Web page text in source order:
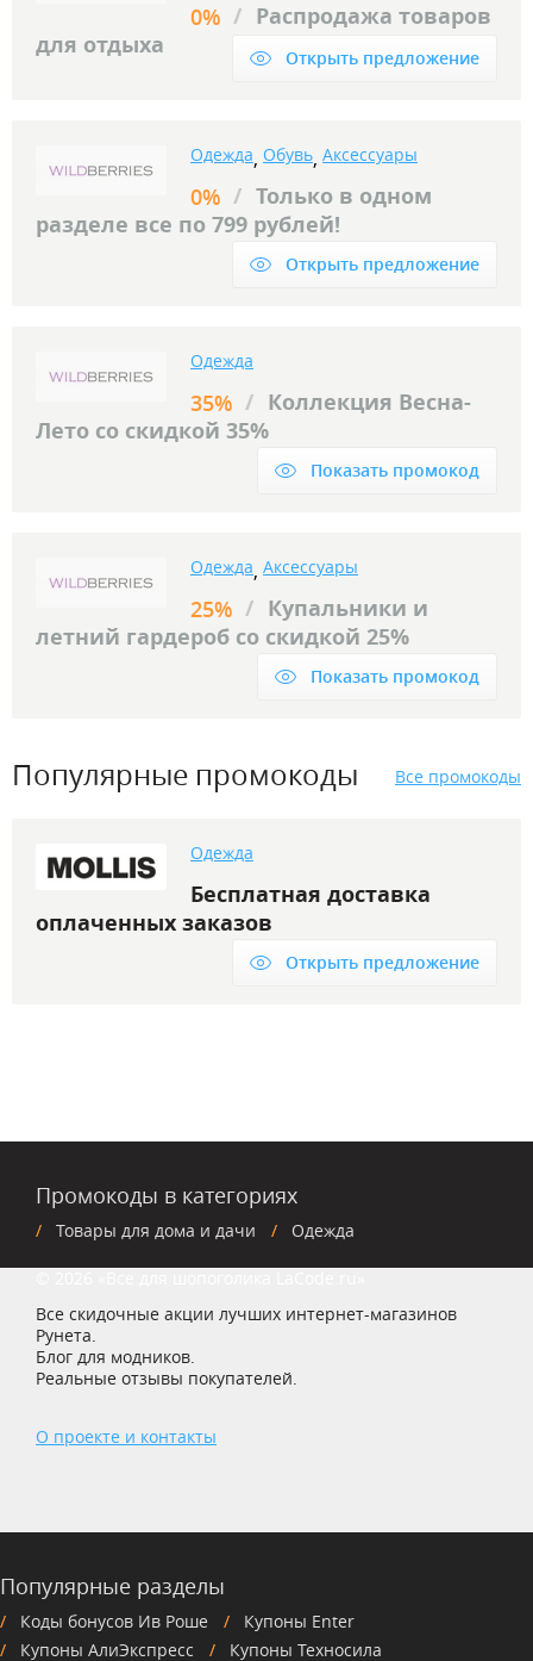
0% / Распродажа товаров
для отдыха
Открыть предложение
Одежда, Обувь, Аксессуары
0% / Только в одном
разделе все по 799 рублей!
Открыть предложение
Одежда
35% / Коллекция Весна-
Лето со скидкой 35%
Показать промокод
Одежда, Аксессуары
25% / Купальники и
летний гардероб со скидкой 25%
Показать промокод
Популярные промокоды Все промокоды
Одежда
Бесплатная доставка
оплаченных заказов
Открыть предложение
Промокоды в категориях
Товары для дома и дачи Одежда
Все скидочные акции лучших интернет-магазинов
Рунета.
Блог для модников.
Реальные отзывы покупателей.
О проекте и контакты
Популярные разделы
Коды бонусов Ив Роше
Купоны Enter
Купоны АлиЭкспресс
Купоны Техносила